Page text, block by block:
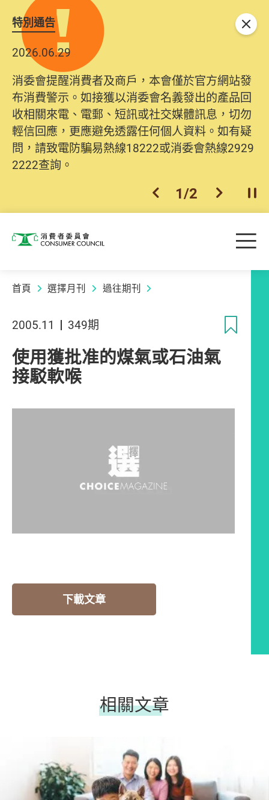
特別通告
2026.06.29
消委會提醒消費者及商戶，本會僅於官方網站發
布消費警示。如接獲以消委會名義發出的產品回
收相關來電、電郵、短訊或社交媒體訊息，切勿
輕信回應，更應避免透露任何個人資料。如有疑
問，請致電防騙易熱線18222或消委會熱線2929
2222查詢。
上一個
1/2 下一個開
關閉
消費者委員會 目
首頁 選擇月刊 過往期刊
2005.11 349期
使用獲批准的煤氣或石油氣
接駁軟喉
下載文章
相關文章